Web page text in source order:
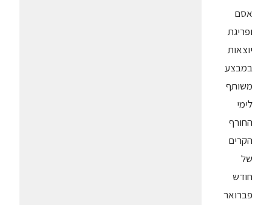
אסם
ופריגת
יוצאות
במבצע
משותף
לימי
החורף
הקרים
של
חודש
פברואר